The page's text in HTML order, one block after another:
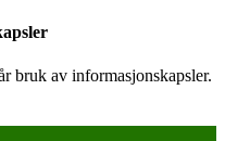
bruk av informasjonskapsler.